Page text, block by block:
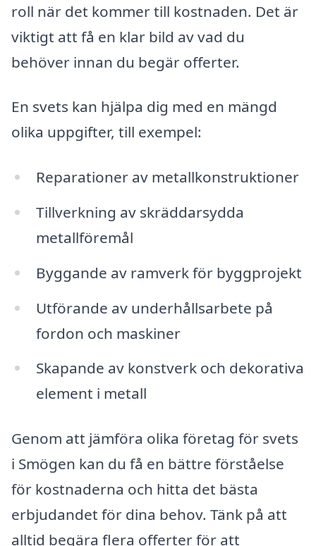
roll när det kommer till kostnaden. Det är
viktigt att få en klar bild av vad du
behöver innan du begär offerter.
En svets kan hjälpa dig med en mängd
olika uppgifter, till exempel:
Reparationer av metallkonstruktioner
Tillverkning av skräddarsydda
metallföremål
Byggande av ramverk för byggprojekt
Utförande av underhållsarbete på
fordon och maskiner
Skapande av konstverk och dekorativa
element i metall
Genom att jämföra olika företag för svets
i Smögen kan du få en bättre förståelse
för kostnaderna och hitta det bästa
erbjudandet för dina behov. Tänk på att
alltid begära flera offerter för att